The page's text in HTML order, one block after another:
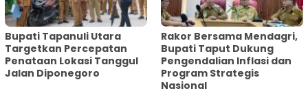
‎Bupati Tapanuli Utara
Targetkan Percepatan
Penataan Lokasi Tanggul
Jalan Diponegoro
Rakor Bersama Mendagri,
Bupati Taput Dukung
Pengendalian Inflasi dan
Program Strategis
Nasional‎